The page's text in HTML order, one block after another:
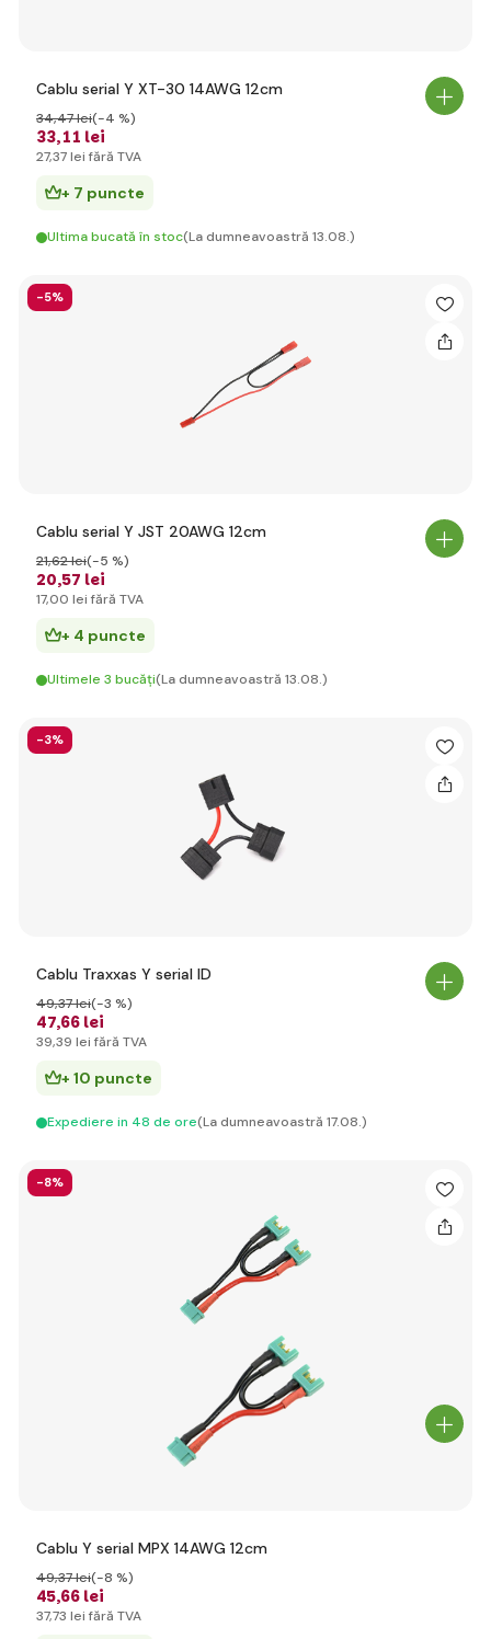
Cablu serial Y XT-30 14AWG 12cm
33,11 lei
34,47 lei(-4 %)
27,37 lei fără TVA
+ 7 puncte
Ultima bucată în stoc(La dumneavoastră 13.08.)
-5%
Cablu serial Y JST 20AWG 12cm
20,57 lei
21,62 lei(-5 %)
17,00 lei fără TVA
+ 4 puncte
Ultimele 3 bucăți(La dumneavoastră 13.08.)
-3%
Cablu Traxxas Y serial ID
47,66 lei
49,37 lei(-3 %)
39,39 lei fără TVA
+ 10 puncte
Expediere in 48 de ore(La dumneavoastră 17.08.)
-8%
Cablu Y serial MPX 14AWG 12cm
45,66 lei
49,37 lei(-8 %)
37,73 lei fără TVA